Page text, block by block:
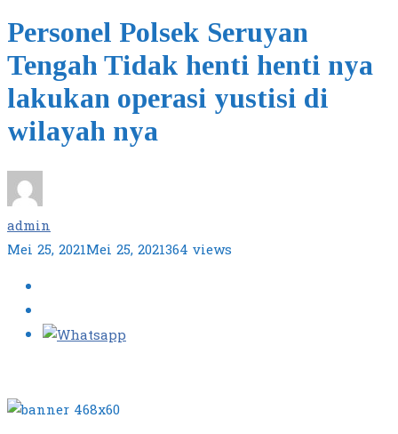
Personel Polsek Seruyan
Tengah Tidak henti henti nya
lakukan operasi yustisi di
wilayah nya
admin
Mei 25, 2021Mei 25, 2021364 views